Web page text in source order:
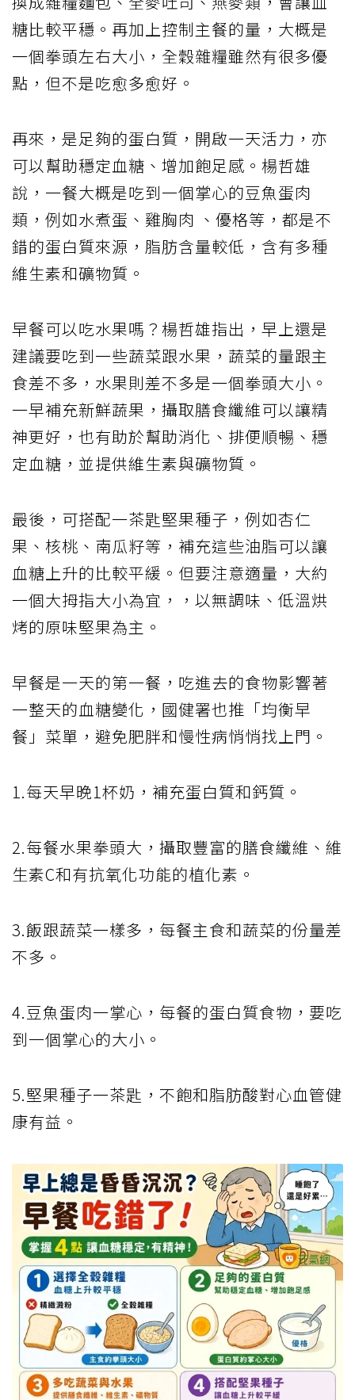
糖比較平穩。再加上控制主餐的量，大概是
一個拳頭左右大小，全穀雜糧雖然有很多優
點，但不是吃愈多愈好。
再來，是足夠的蛋白質，開啟一天活力，亦
可以幫助穩定血糖、增加飽足感。楊哲雄
說，一餐大概是吃到一個掌心的豆魚蛋肉
類，例如水煮蛋、雞胸肉 、優格等，都是不
錯的蛋白質來源，脂肪含量較低，含有多種
維生素和礦物質。
早餐可以吃水果嗎？楊哲雄指出，早上還是
建議要吃到一些蔬菜跟水果，蔬菜的量跟主
食差不多，水果則差不多是一個拳頭大小。
一早補充新鮮蔬果，攝取膳食纖維可以讓精
神更好，也有助於幫助消化、排便順暢、穩
定血糖，並提供維生素與礦物質。
最後，可搭配一茶匙堅果種子，例如杏仁
果、核桃、南瓜籽等，補充這些油脂可以讓
血糖上升的比較平緩。但要注意適量，大約
一個大拇指大小為宜，，以無調味、低溫烘
烤的原味堅果為主。
早餐是一天的第一餐，吃進去的食物影響著
一整天的血糖變化，國健署也推「均衡早
餐」菜單，避免肥胖和慢性病悄悄找上門。
1.每天早晚1杯奶，補充蛋白質和鈣質。
2.每餐水果拳頭大，攝取豐富的膳食纖維、維
生素C和有抗氧化功能的植化素。
3.飯跟蔬菜一樣多，每餐主食和蔬菜的份量差
不多。
4.豆魚蛋肉一掌心，每餐的蛋白質食物，要吃
到一個掌心的大小。
5.堅果種子一茶匙，不飽和脂肪酸對心血管健
康有益。